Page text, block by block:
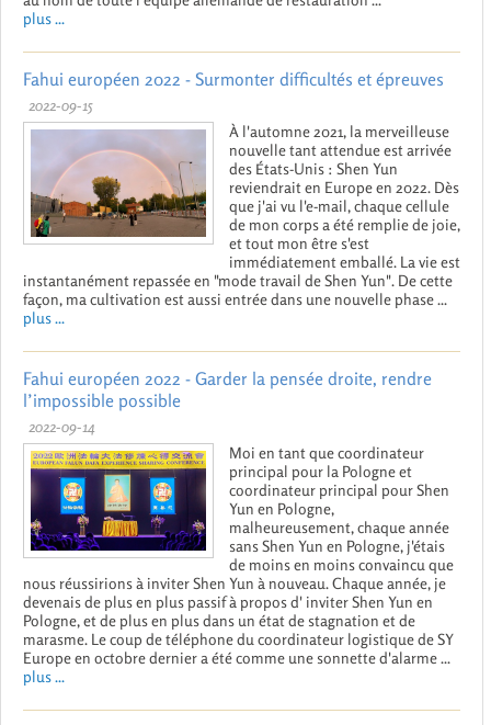
plus ...
Fahui européen 2022 - Surmonter difficultés et épreuves
2022-09-15
À l'automne 2021, la merveilleuse
nouvelle tant attendue est arrivée
des États-Unis : Shen Yun
reviendrait en Europe en 2022. Dès
que j'ai vu l'e-mail, chaque cellule
de mon corps a été remplie de joie,
et tout mon être s'est
immédiatement emballé. La vie est
instantanément repassée en "mode travail de Shen Yun". De cette
façon, ma cultivation est aussi entrée dans une nouvelle phase ...
plus ...
Fahui européen 2022 - Garder la pensée droite, rendre
l’impossible possible
2022-09-14
Moi en tant que coordinateur
principal pour la Pologne et
coordinateur principal pour Shen
Yun en Pologne,
malheureusement, chaque année
sans Shen Yun en Pologne, j'étais
de moins en moins convaincu que
nous réussirions à inviter Shen Yun à nouveau. Chaque année, je
devenais de plus en plus passif à propos d' inviter Shen Yun en
Pologne, et de plus en plus dans un état de stagnation et de
marasme. Le coup de téléphone du coordinateur logistique de SY
Europe en octobre dernier a été comme une sonnette d'alarme ...
plus ...